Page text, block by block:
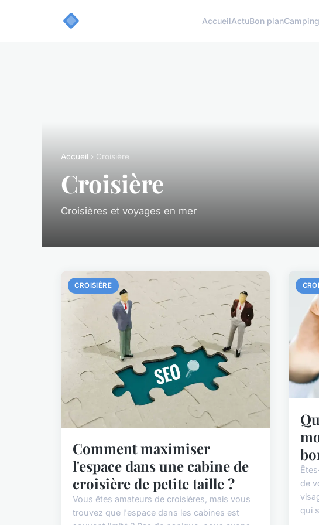
AccueilActuBon plan
Accueil › Croisière
Croisière
Croisières et voyages en mer
CROISIÈRE
Comment maximiser
l'espace dans une cabine de
croisière de petite taille ?
Vous êtes amateurs de croisières, mais vous
trouvez que l'espace dans les cabines est
de
qui